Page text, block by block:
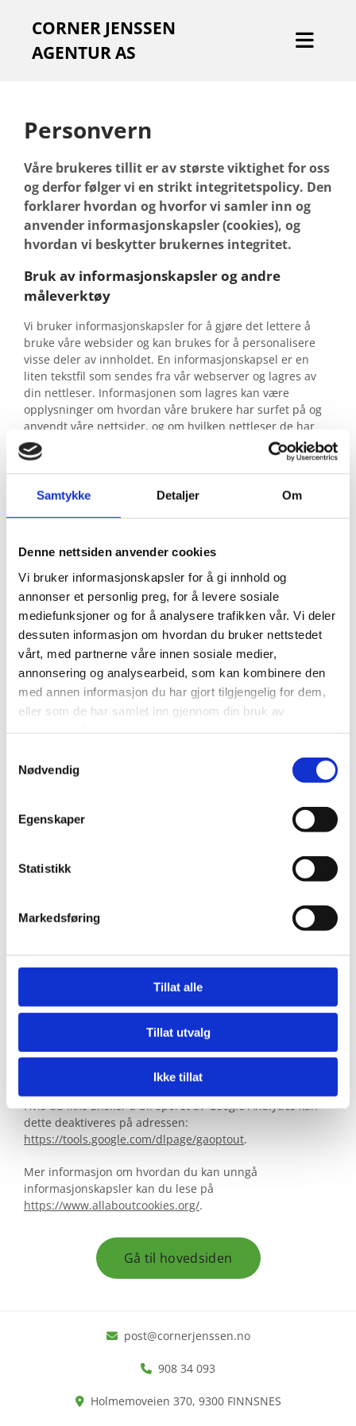
Samtykke Detaljer Om
Denne nettsiden anvender cookies
Vi bruker informasjonskapsler for å gi innhold og
annonser et personlig preg, for å levere sosiale
mediefunksjoner og for å analysere trafikken vår. Vi deler
dessuten informasjon om hvordan du bruker nettstedet
vårt, med partnerne våre innen sosiale medier,
annonsering og analysearbeid, som kan kombinere den
med annen informasjon du har gjort tilgjengelig for dem,
eller som de har samlet inn gjennom din bruk av
Nødvendig
Egenskaper
Statistikk
Markedsføring
Tillat alle
Tillat utvalg
Ikke tillat
CORNER JENSSEN
AGENTUR AS
Personvern
Våre brukeres tillit er av største viktighet for oss
og derfor følger vi en strikt integritetspolicy. Den
forklarer hvordan og hvorfor vi samler inn og
anvender informasjonskapsler (cookies), og
hvordan vi beskytter brukernes integritet.
Bruk av informasjonskapsler og andre
måleverktøy
Vi bruker informasjonskapsler for å gjøre det lettere å
bruke våre websider og kan brukes for å personalisere
visse deler av innholdet. En informasjonskapsel er en
liten tekstfil som sendes fra vår webserver og lagres av
din nettleser. Informasjonen som lagres kan være
opplysninger om hvordan våre brukere har surfet på og
anvendt våre nettsider, og om hvilken nettleser de har
brukt.
Vi anvender statistikk om brukere og
trafikk/trafikkleverandører i aggregert form. Statistikken
deg som bruker aldri kobles sammen med din identitet.
Din IP-adresse lagres av sikkerhetsmessige årsaker bare i
de tilfeller du selv aktivt registrerer deg på nettstedet.
Formål
Utvikle og forbedre nettstedet gjennom å forstå
hvordan det anvendes.
Beregne og rapportere brukerantall og trafikk.
Gjøre det mulig for systemet å kjenne igjen faste
Iblant anvender vi tredjepartsinformasjonskapsler
funksjonaliteten på nettstedet.
Slik forhindrer du at informasjonskapsler
lagres
Du kan slette informasjonskapsler fra din harddisk når
som helst, men dette gjør at dine personlige innstillinger
forsvinner. Du kan også endre innstillingene i din
nettleser slik at den ikke tillater at informasjonskapsler
funksjonalitet på visse websider, kan forhindre tilgang til
medlemssider og gjøre at deler av innhold og enkelte
funksjoner ikke blir tilgjengelige.
Hvis du ikke ønsker å bli sporet av Google Analytics kan
dette deaktiveres på adressen:
https://tools.google.com/dlpage/gaoptout.
Mer informasjon om hvordan du kan unngå
informasjonskapsler kan du lese på
https://www.allaboutcookies.org/.
Gå til hovedsiden
 post@cornerjenssen.no
 908 34 093
 Holmemoveien 370, 9300 FINNSNES